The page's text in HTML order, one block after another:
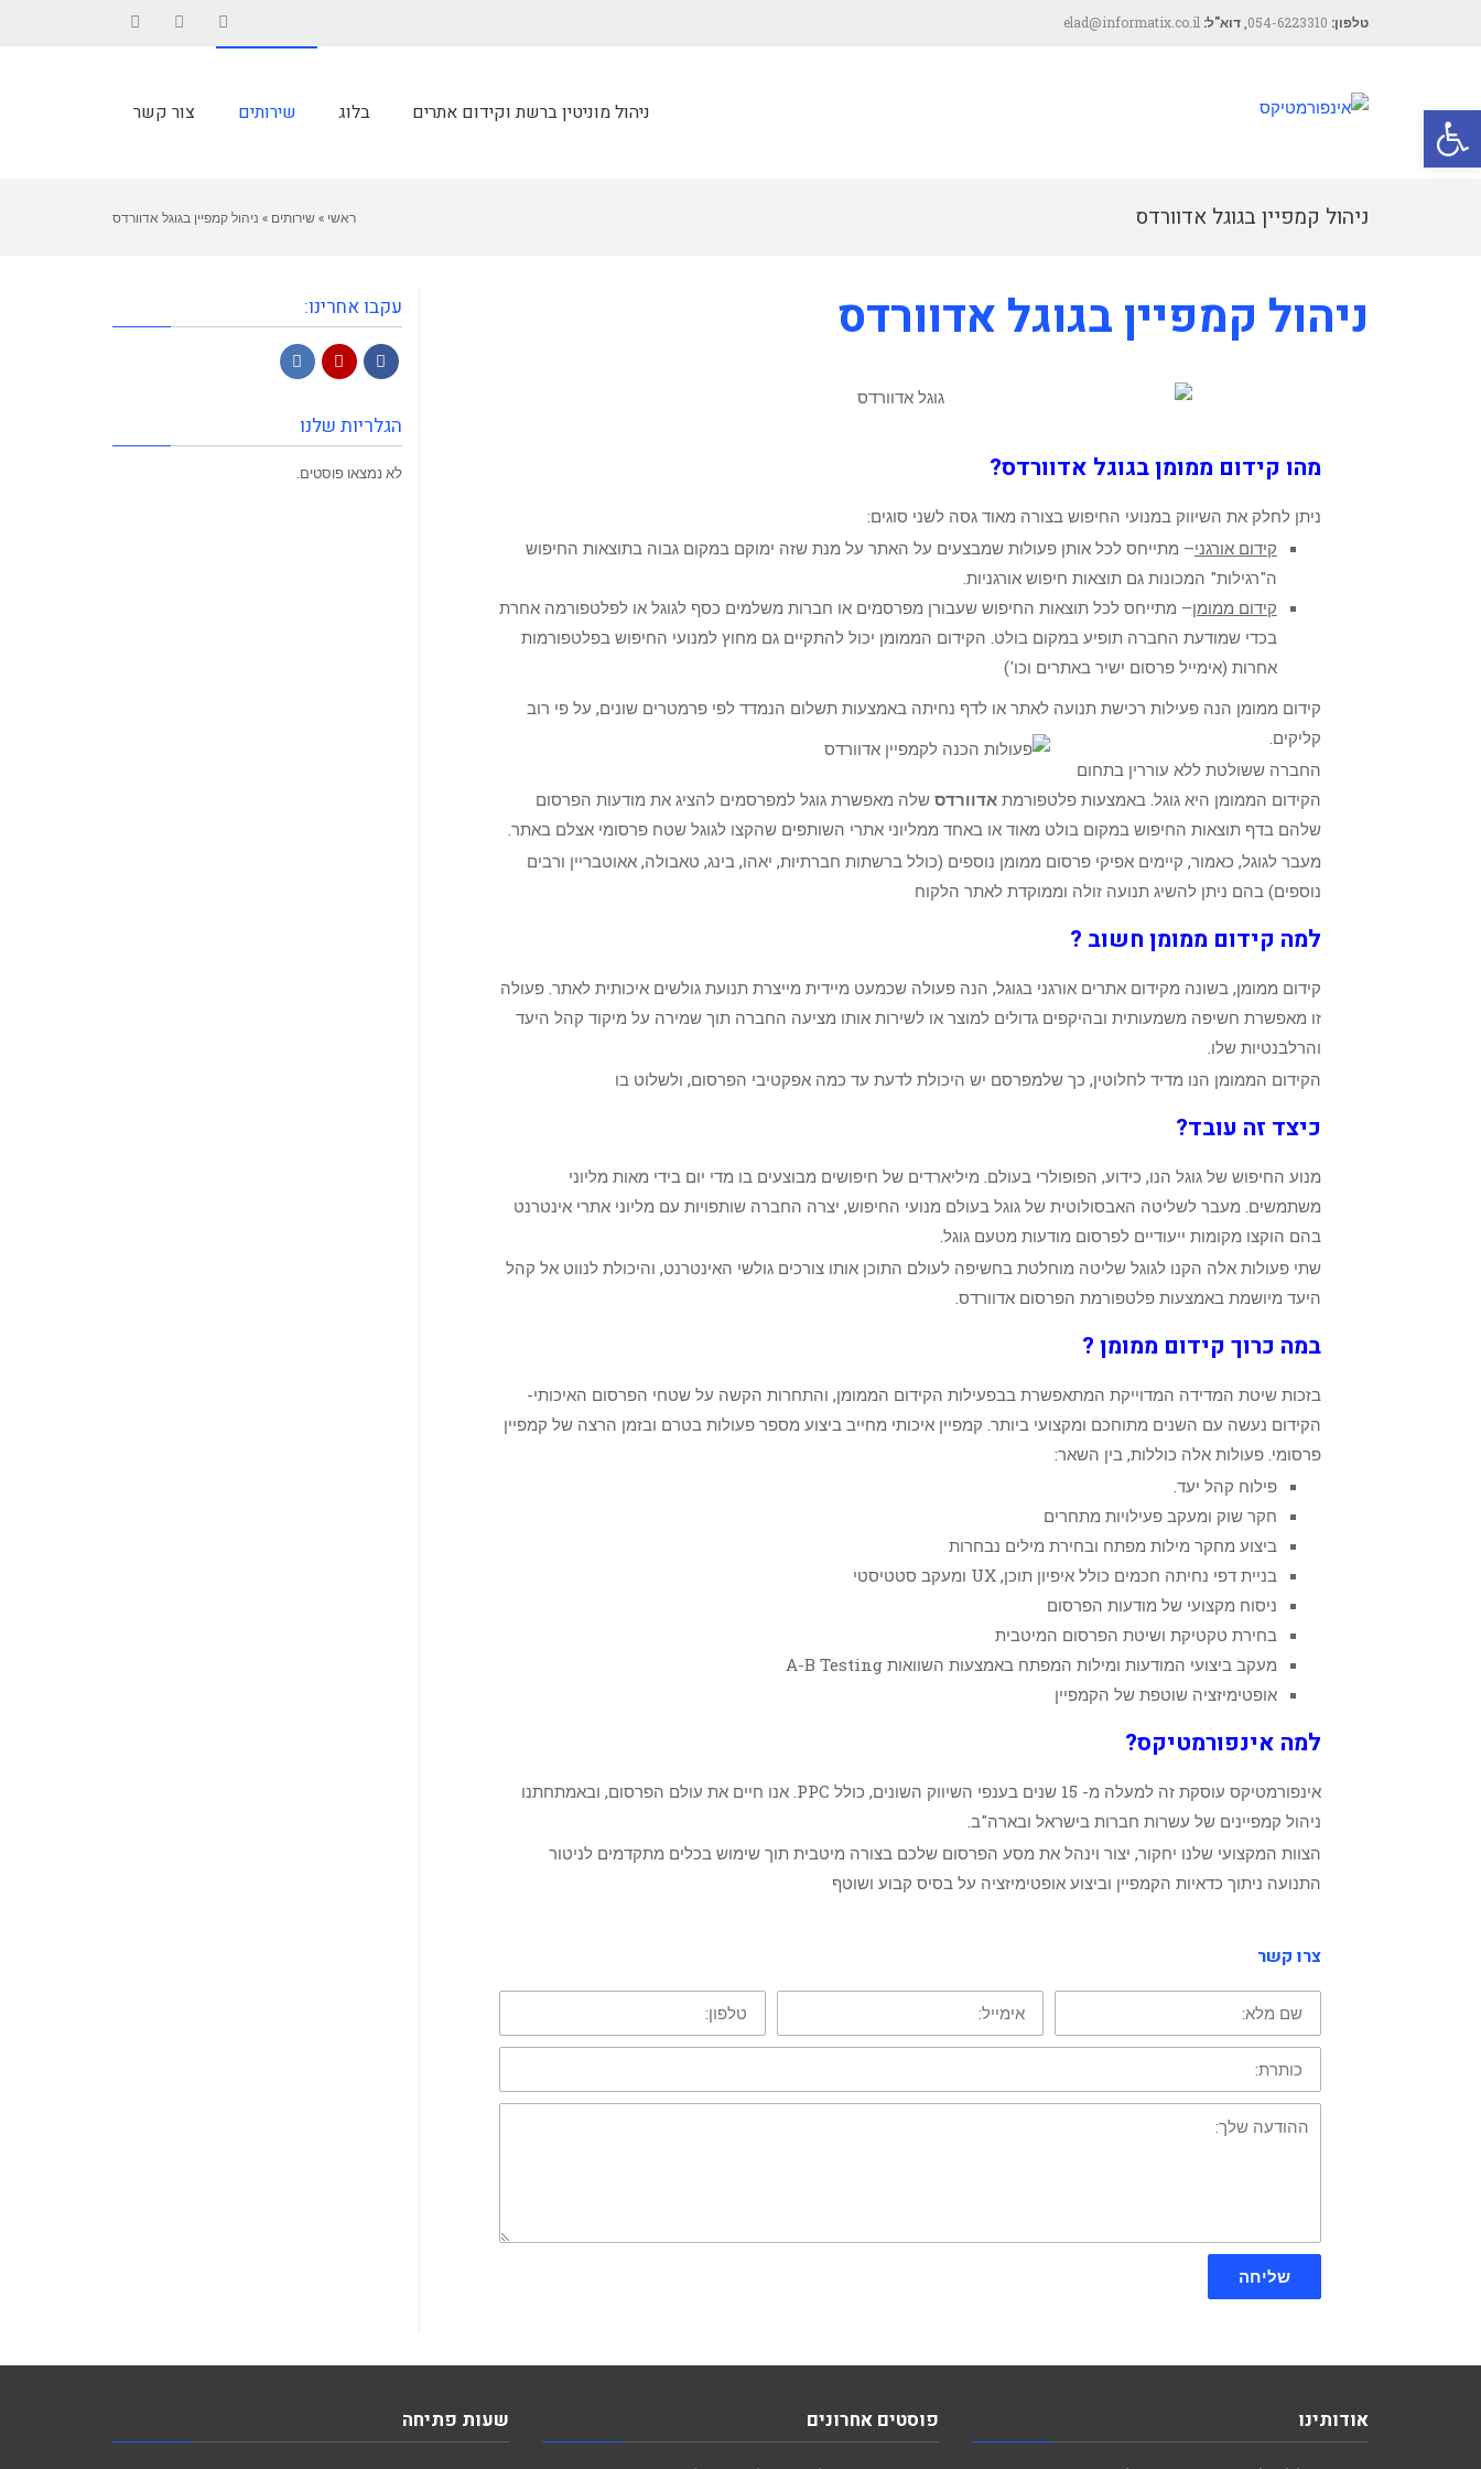
פתח סרגל נגישות
טלפון: 054-6223310 דוא"ל: elad@informatix.co.il
Facebook
ניהול מוניטין ברשת וקידום אתרים בלוג שירותים צור קשר
ניהול קמפיין בגוגל אדוורדס ראשי »שירותים » ניהול קמפיין בגוגל אדוורדס
ניהול קמפיין בגוגל אדוורדס
מהו קידום ממומן בגוגל אדוורדס?
ניתן לחלק את השיווק במנועי החיפוש בצורה מאוד גסה לשני סוגים:
קידום אורגני– מתייחס לכל אותן פעולות שמבצעים על האתר על מנת שזה ימוקם במקום גבוה בתוצאות החיפוש
ה"רגילות" המכונות גם תוצאות חיפוש אורגניות.
קידום ממומן– מתייחס לכל תוצאות החיפוש שעבורן מפרסמים או חברות משלמים כסף לגוגל או לפלטפורמה אחרת
בכדי שמודעת החברה תופיע במקום בולט. הקידום הממומן יכול להתקיים גם מחוץ למנועי החיפוש בפלטפורמות
אחרות (אימייל פרסום ישיר באתרים וכו')
קידום ממומן הנה פעילות רכישת תנועה לאתר או לדף נחיתה באמצעות תשלום הנמדד לפי פרמטרים שונים, על פי רוב
קליקים.
החברה ששולטת ללא עוררין בתחום
הקידום הממומן היא גוגל. באמצעות פלטפורמתאדוורדס שלה מאפשרת גוגל למפרסמים להציג את מודעות הפרסום
שלהם בדף תוצאות החיפוש במקום בולט מאוד או באחד ממליוני אתרי השותפים שהקצו לגוגל שטח פרסומי אצלם באתר.
מעבר לגוגל, כאמור, קיימים אפיקי פרסום ממומן נוספים (כולל ברשתות חברתיות, יאהו, בינג, טאבולה, אאוטבריין ורבים
נוספים) בהם ניתן להשיג תנועה זולה וממוקדת לאתר הלקוח
למה קידום ממומן חשוב ?
קידום ממומן, בשונה מקידום אתרים אורגני בגוגל, הנה פעולה שכמעט מיידית מייצרת תנועת גולשים איכותית לאתר. פעולה
זו מאפשרת חשיפה משמעותית ובהיקפים גדולים למוצר או לשירות אותו מציעה החברה תוך שמירה על מיקוד קהל היעד
והרלבנטיות שלו.
הקידום הממומן הנו מדיד לחלוטין, כך שלמפרסם יש היכולת לדעת עד כמה אפקטיבי הפרסום, ולשלוט בו
כיצד זה עובד?
מנוע החיפוש של גוגל הנו, כידוע, הפופולרי בעולם. מיליארדים של חיפושים מבוצעים בו מדי יום בידי מאות מליוני
משתמשים. מעבר לשליטה האבסולוטית של גוגל בעולם מנועי החיפוש, יצרה החברה שותפויות עם מליוני אתרי אינטרנט
בהם הוקצו מקומות ייעודיים לפרסום מודעות מטעם גוגל.
שתי פעולות אלה הקנו לגוגל שליטה מוחלטת בחשיפה לעולם התוכן אותו צורכים גולשי האינטרנט, והיכולת לנווט אל קהל
היעד מיושמת באמצעות פלטפורמת הפרסום אדוורדס.
במה כרוך קידום ממומן ?
בזכות שיטת המדידה המדוייקת המתאפשרת בבפעילות הקידום הממומן, והתחרות הקשה על שטחי הפרסום האיכותי-
הקידום נעשה עם השנים מתוחכם ומקצועי ביותר. קמפיין איכותי מחייב ביצוע מספר פעולות בטרם ובזמן הרצה של קמפיין
פרסומי. פעולות אלה כוללות, בין השאר:
פילוח קהל יעד.
חקר שוק ומעקב פעילויות מתחרים
ביצוע מחקר מילות מפתח ובחירת מילים נבחרות
בניית דפי נחיתה חכמים כולל איפיון תוכן, UX ומעקב סטטיסטי
ניסוח מקצועי של מודעות הפרסום
בחירת טקטיקת ושיטת הפרסום המיטבית
מעקב ביצועי המודעות ומילות המפתח באמצעות השוואות A-B Testing
אופטימיזציה שוטפת של הקמפיין
למה אינפורמטיקס?
אינפורמטיקס עוסקת זה למעלה מ- 15 שנים בענפי השיווק השונים, כולל PPC. אנו חיים את עולם הפרסום, ובאמתחתנו
ניהול קמפיינים של עשרות חברות בישראל ובארה"ב.
הצוות המקצועי שלנו יחקור, יצור וינהל את מסע הפרסום שלכם בצורה מיטבית תוך שימוש בכלים מתקדמים לניטור
התנועה ניתוך כדאיות הקמפיין וביצוע אופטימיזציה על בסיס קבוע ושוטף
צרו קשר
שם
מלא:
אימייל: טלפון:
כותרת:
ההודעה
שלך:
שליחה
עקבו אחרינו:
הגלריות שלנו
לא נמצאו פוסטים.
אודותינו פוסטים אחרונים שעות פתיחה